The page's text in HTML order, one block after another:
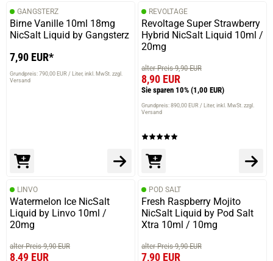
25.11.2024 — via
Trustedshops.de
Jennifer S.
Die Bewertung erfolgte ohne Abgabe eines Kommentars
22.10.2024 — via
Trustedshops.de
Die Bewertung erfolgte ohne Abgabe eines Kommentars
GANGSTERZ
Birne Vanille 10ml 18mg
NicSalt Liquid by Gangsterz
7,90 EUR*
Grundpreis: 790,00 EUR / Liter inkl. MwSt. zzgl.
Versand
REVOLTAGE
Revoltage Super Strawberry
Hybrid NicSalt Liquid 10ml /
20mg
alter Preis 9,90 EUR
8,90 EUR
Sie sparen 10% (1,00 EUR)
Grundpreis: 890,00 EUR / Liter inkl. MwSt. zzgl.
Versand
LINVO
Watermelon Ice NicSalt
Liquid by Linvo 10ml /
20mg
alter Preis 9,90 EUR
8,49 EUR
POD SALT
Fresh Raspberry Mojito
NicSalt Liquid by Pod Salt
Xtra 10ml / 10mg
alter Preis 9,90 EUR
7,90 EUR